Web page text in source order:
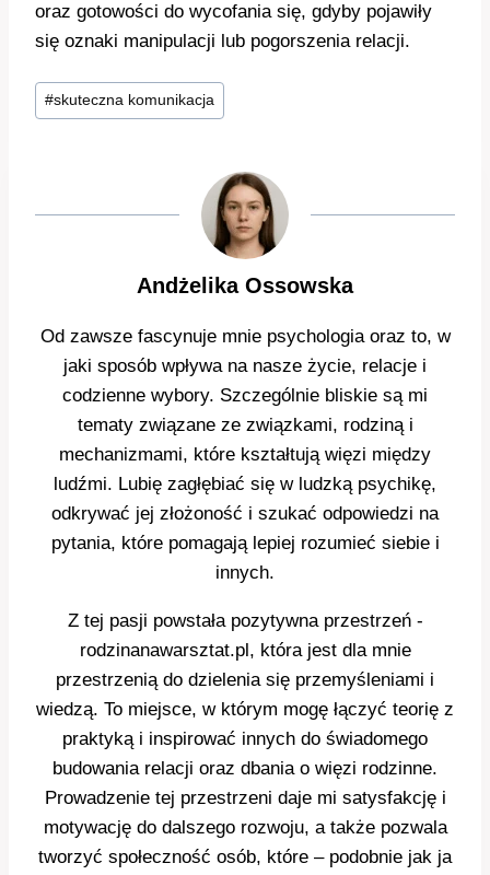
oraz gotowości do wycofania się, gdyby pojawiły
się oznaki manipulacji lub pogorszenia relacji.
Tagi
wpisu:
#skuteczna komunikacja
Andżelika Ossowska
Od zawsze fascynuje mnie psychologia oraz to, w
jaki sposób wpływa na nasze życie, relacje i
codzienne wybory. Szczególnie bliskie są mi
tematy związane ze związkami, rodziną i
mechanizmami, które kształtują więzi między
ludźmi. Lubię zagłębiać się w ludzką psychikę,
odkrywać jej złożoność i szukać odpowiedzi na
pytania, które pomagają lepiej rozumieć siebie i
innych.
Z tej pasji powstała pozytywna przestrzeń -
rodzinanawarsztat.pl, która jest dla mnie
przestrzenią do dzielenia się przemyśleniami i
wiedzą. To miejsce, w którym mogę łączyć teorię z
praktyką i inspirować innych do świadomego
budowania relacji oraz dbania o więzi rodzinne.
Prowadzenie tej przestrzeni daje mi satysfakcję i
motywację do dalszego rozwoju, a także pozwala
tworzyć społeczność osób, które – podobnie jak ja